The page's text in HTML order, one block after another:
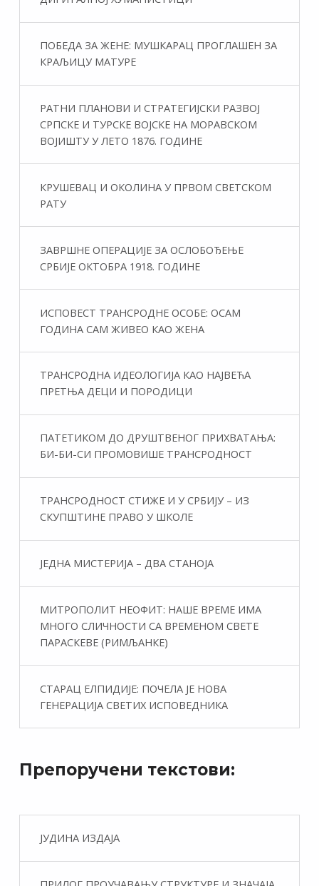
ПОБЕДА ЗА ЖЕНЕ: МУШКАРАЦ ПРОГЛАШЕН ЗА
КРАЉИЦУ МАТУРЕ
РАТНИ ПЛАНОВИ И СТРАТЕГИЈСКИ РАЗВОЈ
СРПСКЕ И ТУРСКЕ ВОЈСКЕ НА МОРАВСКОМ
ВОЈИШТУ У ЛЕТО 1876. ГОДИНЕ
КРУШЕВАЦ И ОКОЛИНА У ПРВОМ СВЕТСКОМ
РАТУ
ЗАВРШНЕ ОПЕРАЦИЈЕ ЗА ОСЛОБОЂЕЊЕ
СРБИЈЕ ОКТОБРА 1918. ГОДИНЕ
ИСПОВЕСТ ТРАНСРОДНЕ ОСОБЕ: ОСАМ
ГОДИНА САМ ЖИВЕО КАО ЖЕНА
ТРАНСРОДНА ИДЕОЛОГИЈА КАО НАЈВЕЋА
ПРЕТЊА ДЕЦИ И ПОРОДИЦИ
ПАТЕТИКОМ ДО ДРУШТВЕНОГ ПРИХВАТАЊА:
БИ-БИ-СИ ПРОМОВИШЕ ТРАНСРОДНОСТ
ТРАНСРОДНОСТ СТИЖЕ И У СРБИЈУ – ИЗ
СКУПШТИНЕ ПРАВО У ШКОЛЕ
ЈЕДНА МИСТЕРИЈА – ДВА СТАНОЈА
МИТРОПОЛИТ НЕОФИТ: НАШЕ ВРЕМЕ ИМА
МНОГО СЛИЧНОСТИ СА ВРЕМЕНОМ СВЕТЕ
ПАРАСКЕВЕ (РИМЉАНКЕ)
СТАРАЦ ЕЛПИДИЈЕ: ПОЧЕЛА ЈЕ НОВА
ГЕНЕРАЦИЈА СВЕТИХ ИСПОВЕДНИКА
Препоручени текстови:
ЈУДИНА ИЗДАЈА